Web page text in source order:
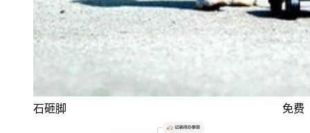
石砸脚 免费